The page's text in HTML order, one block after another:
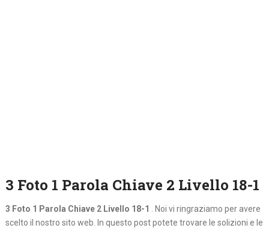
3 Foto 1 Parola Chiave 2 Livello 18-1
3 Foto 1 Parola Chiave 2 Livello 18-1 . Noi vi ringraziamo per avere
scelto il nostro sito web. In questo post potete trovare le solizioni e le